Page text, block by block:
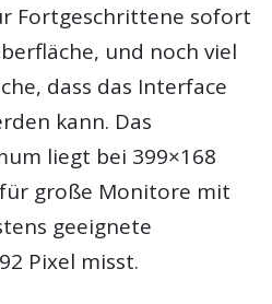
Fortgeschrittene sofort
und noch viel
dass das Interface
kann. Das
liegt bei 399×168
große Monitore mit
geeignete
Pixel misst.